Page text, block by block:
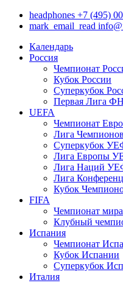
headphones +7 (495)
mark_email_read
Календарь
Россия
Чемпионат
Кубок России
Суперкубок
Первая Лига
UEFA
Чемпионат
Лига
Суперкубок
Лига Европы
Лига Наций
Лига
Кубок
FIFA
Чемпионат мира
Клубный
Испания
Чемпионат
Кубок Испании
Суперкубок
Италия